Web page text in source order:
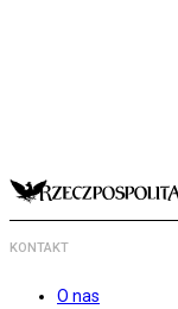
KONTAKT
O nas